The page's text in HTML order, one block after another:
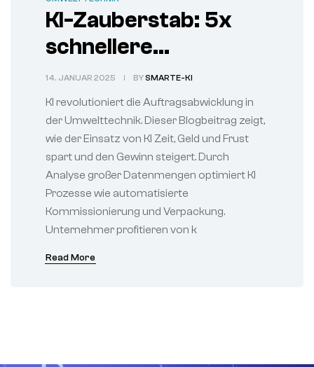
KI-Zauberstab: 5x
schnellere
Auftragsabwicklung
in Umwelttechnik
14. JANUAR 2025 BYSMARTE-KI
KI revolutioniert die Auftragsabwicklung in
der Umwelttechnik. Dieser Blogbeitrag zeigt,
wie der Einsatz von KI Zeit, Geld und Frust
spart und den Gewinn steigert. Durch
Analyse großer Datenmengen optimiert KI
Prozesse wie automatisierte
Kommissionierung und Verpackung.
Unternehmer profitieren von k
Read More